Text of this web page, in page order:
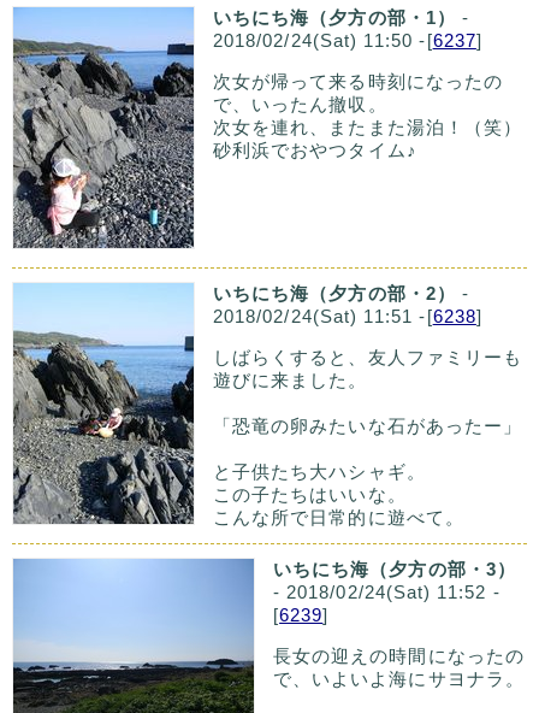
いちにち海（夕方の部・1）
-
2018/02/24(Sat) 11:50 -[6237]
次女が帰って来る時刻になったの
で、いったん撤収。
次女を連れ、またまた湯泊！（笑）
砂利浜でおやつタイム♪
いちにち海（夕方の部・2）
-
2018/02/24(Sat) 11:51 -[6238]
しばらくすると、友人ファミリーも
遊びに来ました。
「恐竜の卵みたいな石があったー」
と子供たち大ハシャギ。
この子たちはいいな。
こんな所で日常的に遊べて。
いちにち海（夕方の部・3）
- 2018/02/24(Sat) 11:52 -
[6239]
長女の迎えの時間になったの
で、いよいよ海にサヨナラ。